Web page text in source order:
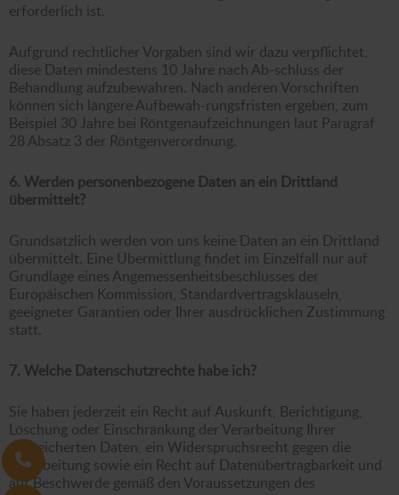
erforderlich ist.
Aufgrund rechtlicher Vorgaben sind wir dazu verpflichtet,
diese Daten mindestens 10 Jahre nach Ab-schluss der
Behandlung aufzubewahren. Nach anderen Vorschriften
können sich längere Aufbewah-rungsfristen ergeben, zum
Beispiel 30 Jahre bei Röntgenaufzeichnungen laut Paragraf
28 Absatz 3 der Röntgenverordnung.
6. Werden personenbezogene Daten an ein Drittland
übermittelt?
Grundsätzlich werden von uns keine Daten an ein Drittland
übermittelt. Eine Übermittlung findet im Einzelfall nur auf
Grundlage eines Angemessenheitsbeschlusses der
Europäischen Kommission, Standardvertragsklauseln,
geeigneter Garantien oder Ihrer ausdrücklichen Zustimmung
statt.
7. Welche Datenschutzrechte habe ich?
Sie haben jederzeit ein Recht auf Auskunft, Berichtigung,
Löschung oder Einschränkung der Verarbeitung Ihrer
gespeicherten Daten, ein Widerspruchsrecht gegen die
Verarbeitung sowie ein Recht auf Datenübertragbarkeit und
auf Beschwerde gemäß den Voraussetzungen des